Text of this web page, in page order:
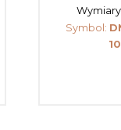
Symbol: